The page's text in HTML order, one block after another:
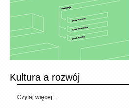
Kultura a rozwój
Czytaj więcej...